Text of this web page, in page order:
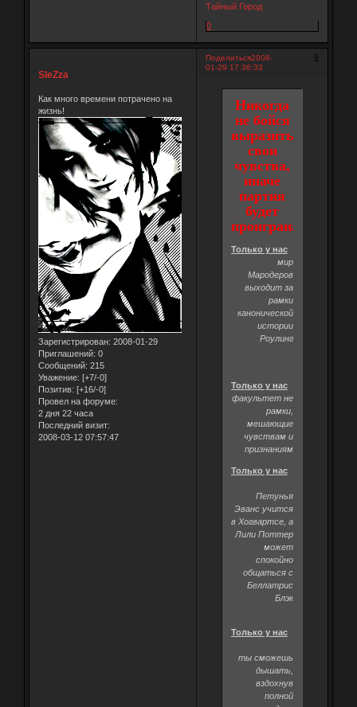
Тайный Город
0
Поделиться 9
2008-
01-29 17:36:33
SleZza
Как много времени потрачено на
жизнь!
Зарегистрирован: 2008-01-29
Приглашений: 0
Сообщений: 215
Уважение: [+7/-0]
Позитив: [+16/-0]
Провел на форуме:
2 дня 22 часа
Последний визит:
2008-03-12 07:57:47
Никогда
не бойся
выразить
свои
чувства,
иначе
партия
будет
проиграна
Только у нас
мир
Мародеров
выходит за
рамки
канонической
истории
Роулинг
Только у нас
факультет не
рамки,
мешающие
чувствам и
признаниям
Только у нас
Петунья
Эванс учится
в Хогвартсе, а
Лили Поттер
может
спокойно
общаться с
Беллатрис
Блэк
Только у нас
ты сможешь
дышать,
вздохнув
полной